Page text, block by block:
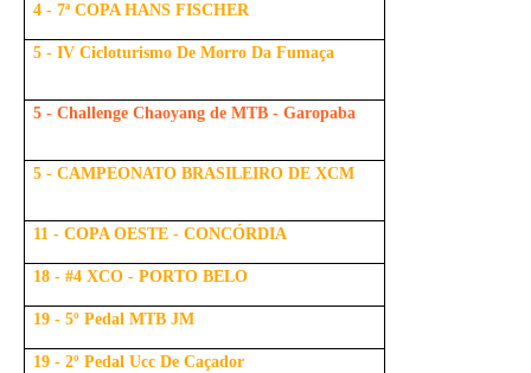
4 - 7ª COPA HANS FISCHER
5 - IV Cicloturismo De Morro Da Fumaça
5 - Challenge Chaoyang de MTB - Garopaba
5 - CAMPEONATO BRASILEIRO DE XCM
11 - COPA OESTE - CONCÓRDIA
18 - #4 XCO - PORTO BELO
19 - 5º Pedal MTB JM
19 - 2º Pedal Ucc De Caçador